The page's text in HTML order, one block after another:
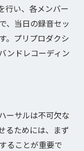
行い、各メンバー
、当日の録音セッ
。プリプロダクシ
ンドレコーディン
ーサルは不可欠な
るためには、まず
ることが重要で